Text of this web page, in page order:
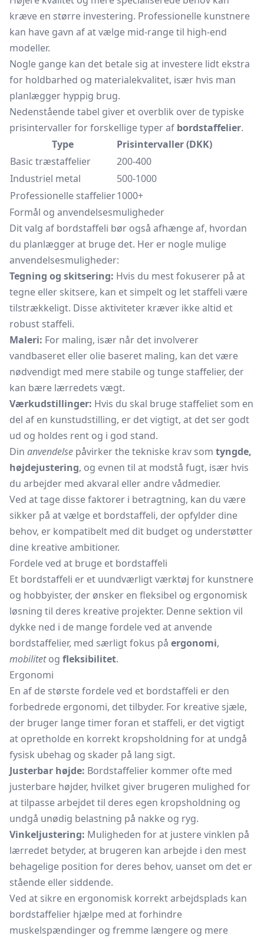
kræve en større investering. Professionelle kunstnere
kan have gavn af at vælge mid-range til high-end
modeller.
Nogle gange kan det betale sig at investere lidt ekstra
for holdbarhed og materialekvalitet, især hvis man
planlægger hyppig brug.
Nedenstående tabel giver et overblik over de typiske
prisintervaller for forskellige typer af bordstaffelier.
Type
Prisintervaller (DKK)
Basic træstaffelier
200-400
Industriel metal
500-1000
Professionelle staffelier1000+
Formål og anvendelsesmuligheder
Dit valg af bordstaffeli bør også afhænge af, hvordan
du planlægger at bruge det. Her er nogle mulige
anvendelsesmuligheder:
Tegning og skitsering: Hvis du mest fokuserer på at
tegne eller skitsere, kan et simpelt og let staffeli være
tilstrækkeligt. Disse aktiviteter kræver ikke altid et
robust staffeli.
Maleri: For maling, især når det involverer
vandbaseret eller olie baseret maling, kan det være
nødvendigt med mere stabile og tunge staffelier, der
kan bære lærredets vægt.
Værkudstillinger: Hvis du skal bruge staffeliet som en
del af en kunstudstilling, er det vigtigt, at det ser godt
ud og holdes rent og i god stand.
Din anvendelse påvirker the tekniske krav som tyngde,
højdejustering, og evnen til at modstå fugt, især hvis
du arbejder med akvaral eller andre vådmedier.
Ved at tage disse faktorer i betragtning, kan du være
sikker på at vælge et bordstaffeli, der opfylder dine
behov, er kompatibelt med dit budget og understøtter
dine kreative ambitioner.
Fordele ved at bruge et bordstaffeli
Et bordstaffeli er et uundværligt værktøj for kunstnere
og hobbyister, der ønsker en fleksibel og ergonomisk
løsning til deres kreative projekter. Denne sektion vil
dykke ned i de mange fordele ved at anvende
bordstaffelier, med særligt fokus på ergonomi,
mobilitetog fleksibilitet.
Ergonomi
En af de største fordele ved et bordstaffeli er den
forbedrede ergonomi, det tilbyder. For kreative sjæle,
der bruger lange timer foran et staffeli, er det vigtigt
at opretholde en korrekt kropsholdning for at undgå
fysisk ubehag og skader på lang sigt.
Justerbar højde: Bordstaffelier kommer ofte med
justerbare højder, hvilket giver brugeren mulighed for
at tilpasse arbejdet til deres egen kropsholdning og
undgå unødig belastning på nakke og ryg.
Vinkeljustering: Muligheden for at justere vinklen på
lærredet betyder, at brugeren kan arbejde i den mest
behagelige position for deres behov, uanset om det er
stående eller siddende.
Ved at sikre en ergonomisk korrekt arbejdsplads kan
bordstaffelier hjælpe med at forhindre
muskelspændinger og fremme længere og mere